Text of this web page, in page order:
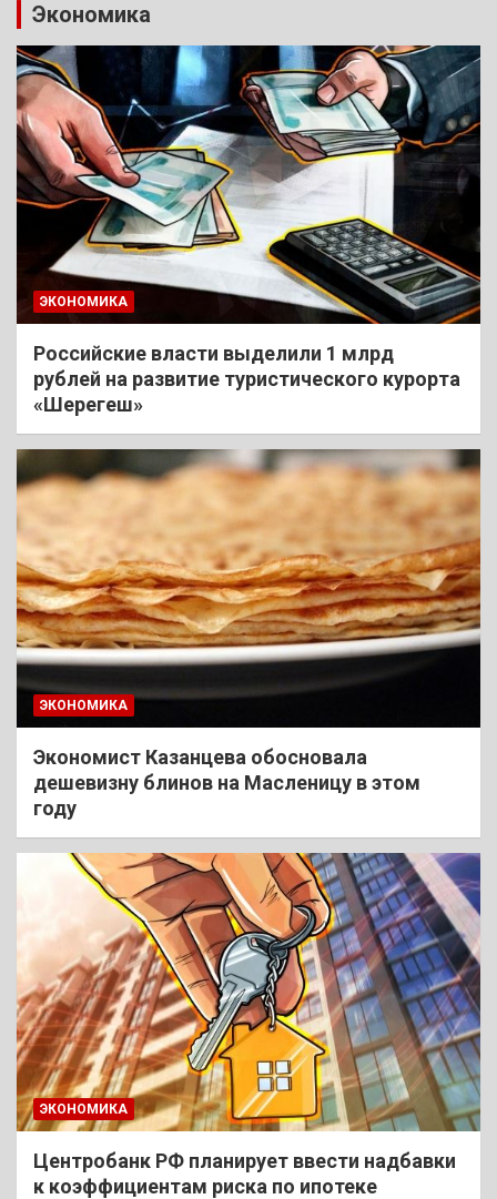
Экономика
ЭКОНОМИКА
Российские власти выделили 1 млрд
рублей на развитие туристического курорта
«Шерегеш»
ЭКОНОМИКА
Экономист Казанцева обосновала
дешевизну блинов на Масленицу в этом
году
ЭКОНОМИКА
Центробанк РФ планирует ввести надбавки
к коэффициентам риска по ипотеке